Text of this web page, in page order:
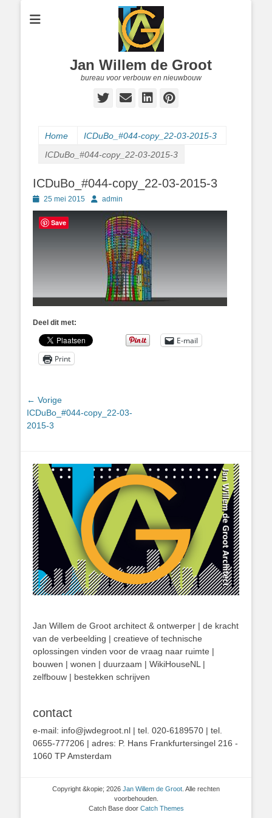
Jan Willem de Groot
bureau voor verbouw en nieuwbouw
Twitter
E-
LinkedIn
Pinterest
Home
ICDuBo_#044-copy_22-03-2015-3
ICDuBo_#044-copy_22-03-2015-3
ICDuBo_#044-copy_22-03-2015-3
Geplaatst
op
25 mei 2015 Authoradmin
Deel dit met:
E-mail
Print
Bericht
navigatie
← Vorige
Vorig
bericht:
ICDuBo_#044-copy_22-03-
2015-3
Jan Willem de Groot architect & ontwerper | de kracht
van de verbeelding | creatieve of technische
oplossingen vinden voor de vraag naar ruimte |
bouwen | wonen | duurzaam | WikiHouseNL |
zelfbouw | bestekken schrijven
contact
e-mail: info@jwdegroot.nl | tel. 020-6189570 | tel.
0655-777206 | adres: P. Hans Frankfurtersingel 216 -
1060 TP Amsterdam
Copyright &kopie; 2026 Jan Willem de Groot . Alle rechten
voorbehouden.
Catch Base door Catch Themes
Save